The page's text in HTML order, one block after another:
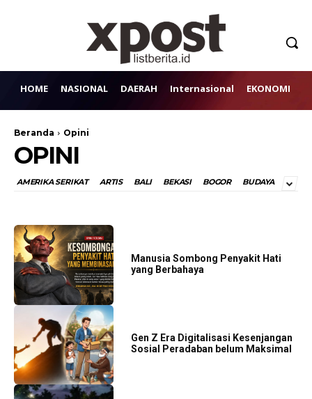
HOME NASIONAL DAERAH Internasional EKONOMI
Beranda Opini
OPINI
AMERIKA SERIKAT ARTIS BALI BEKASI BOGOR BUDAYA
Manusia Sombong Penyakit Hati
yang Berbahaya
Gen Z Era Digitalisasi Kesenjangan
Sosial Peradaban belum Maksimal